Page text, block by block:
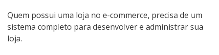
Quem possui uma loja no e-commerce, precisa de um
sistema completo para desenvolver e administrar sua
loja.